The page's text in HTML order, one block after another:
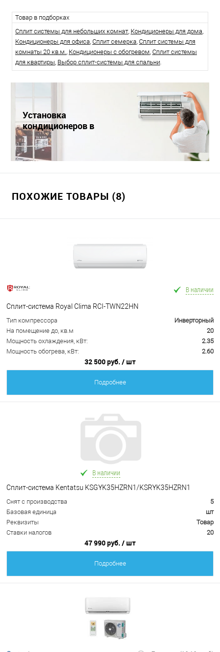
Товар в подборках
Сплит системы для небольших комнат, Кондиционеры для дома,
Кондиционеры для офиса, Сплит семерка, Сплит системы для
комнаты 20 кв.м., Кондиционеры с обогревом, Сплит системы
для квартиры, Выбор сплит-системы для спальни.
Установка
кондиционеров в
Краснодаре
ПОХОЖИЕ ТОВАРЫ (8)
В наличии
Сплит-система Royal Clima RCI-TWN22HN
Тип компрессора
Инверторный
На помещение до, кв.м
20
Мощность охлаждения, кВт:
2.35
Мощность обогрева, кВт:
2.60
32 500 руб. / шт
Подробнее
В наличии
Сплит-система Kentatsu KSGYK35HZRN1/KSRYK35HZRN1
Снят с производства
5
Базовая единица
шт
Реквизиты
Товар
Ставки налогов
20
47 990 руб. / шт
Подробнее